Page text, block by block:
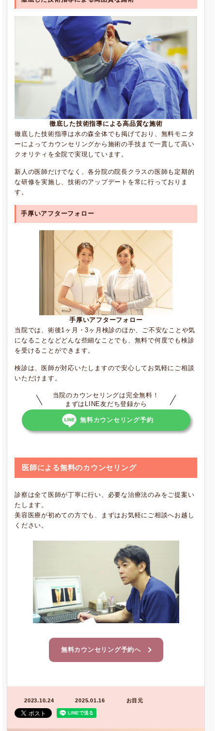
徹底した技術指導による高品質な施術
徹底した技術指導は水の森全体でも掲げており、無料モニタ
ーによってカウンセリングから施術の手技まで一貫して高い
クオリティを全院で実現しています。
新人の医師だけでなく、各分院の院長クラスの医師も定期的
な研修を実施し、技術のアップデートを常に行っておりま
す。
手厚いアフターフォロー
手厚いアフターフォロー
当院では、術後1ヶ月・3ヶ月検診のほか、ご不安なことや気
になることなどどんな些細なことでも、無料で何度でも検診
を受けることができます。
検診は、医師が対応いたしますので安心してお気軽にご相談
いただけます。
当院のカウンセリングは完全無料！
まずはLINE友だち登録から
無料カウンセリング予約
医師による無料のカウンセリング
診察は全て医師が丁寧に行い、必要な治療法のみをご提案い
たします。
美容医療が初めての方でも、まずはお気軽にご相談へお越し
ください。
無料カウンセリング予約へ
2023.10.24 2025.01.16 お目元